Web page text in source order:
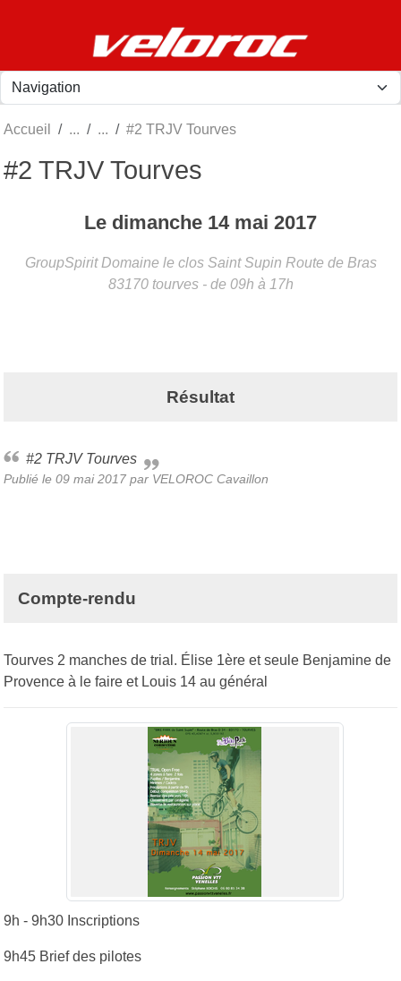
Accueil #2 TRJV Tourves
#2 TRJV Tourves
Le dimanche 14 mai 2017
GroupSpirit Domaine le clos Saint Supin Route de Bras
83170 tourves - de 09h à 17h
Résultat
#2 TRJV Tourves
Publié le 09 mai 2017 par VELOROC Cavaillon
Compte-rendu
Tourves 2 manches de trial. Élise 1ère et seule Benjamine de
Provence à le faire et Louis 14 au général
9h - 9h30 Inscriptions
9h45 Brief des pilotes